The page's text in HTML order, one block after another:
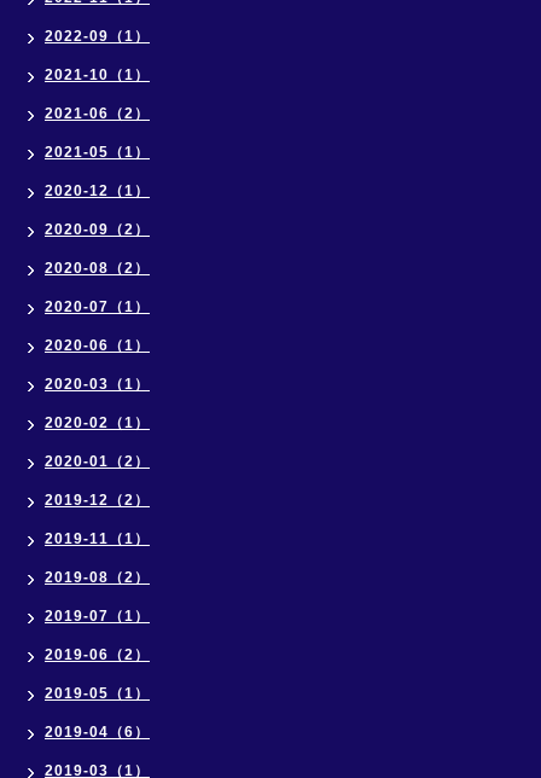
2022-09（1）
2021-10（1）
2021-06（2）
2021-05（1）
2020-12（1）
2020-09（2）
2020-08（2）
2020-07（1）
2020-06（1）
2020-03（1）
2020-02（1）
2020-01（2）
2019-12（2）
2019-11（1）
2019-08（2）
2019-07（1）
2019-06（2）
2019-05（1）
2019-04（6）
2019-03（1）